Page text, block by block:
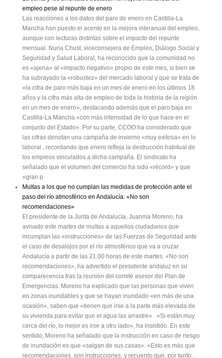
empleo pese al repunte de enero
Las reacciones a los datos del paro de enero en Castilla-La
Mancha han puesto el acento en la mejora interanual del empleo,
aunque con lecturas distintas sobre el impacto del repunte
mensual. Nuria Chust, viceconsejera de Empleo, Diálogo Social y
Seguridad y Salud Laboral, ha reconocido que la comunidad no
es «ajena» al «impacto negativo» propio de este mes, si bien se
ha subrayado la «robustez» del mercado laboral y que se trata de
«la cifra de paro más baja en un mes de enero en los últimos 18
años y la cifra más alta de empleo de toda la historia de la región
en un mes de enero», destacando además que el paro baja en
Castilla-La Mancha «con más intensidad de lo que hace en el
conjunto del Estado». Por su parte, CCOO ha considerado que
las cifras denotan una campaña de invierno «muy exitosa» en lo
laboral , recordando que enero refleja la destrucción habitual de
los empleos vinculados a dicha campaña. El sindicato ha
señalado que el volumen del comercio ha sido «récord» y que
«gran p
Multas a los que no cumplan las medidas de protección ante el
paso del río atmosférico en Andalucía: «No son
recomendaciones»
El presidente de la Junta de Andalucía, Juanma Moreno, ha
avisado este martes de multas a aquellos ciudadanos que
incumplan las «instrucciones» de las Fuerzas de Seguridad ante
el caso de desalojos por el río atmosférico que va a cruzar
Andalucía a partir de las 21.00 horas de este martes. «No son
recomendaciones», ha advertido el presidente andaluz en su
comparecencia tras la reunión del comité asesor del Plan de
Emergencias. Moreno ha explicado que las personas que viven
en zonas inundables y que se hayan inundado «en más de una
ocasión», saben que «tienen que irse a la parte más elevada de
su vivienda para evitar que el agua las arrastre» . «Si están muy
cerca del río, lo mejor es irse a otro lado», ha insistido. En este
sentido, Moreno ha señalado que la instrucción en caso de riesgo
de inundación es que «salgan de sus casas». «Esto es más que
recomendaciones, son instrucciones, y recuerdo que, por tanto,